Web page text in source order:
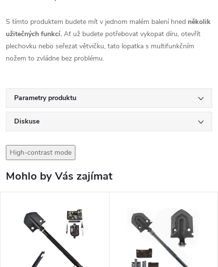
S tímto produktem budete mít v jednom malém balení hned několik
užitečných funkcí. Ať už budete potřebovat vykopat díru, otevřít
plechovku nebo seřezat větvičku, tato lopatka s multifunkčním
nožem to zvládne bez problému.
Parametry produktu
Diskuse
High-contrast mode
Mohlo by Vás zajímat